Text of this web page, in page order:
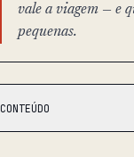
vale a viagem — e
pequenas.
CONTEÚDO